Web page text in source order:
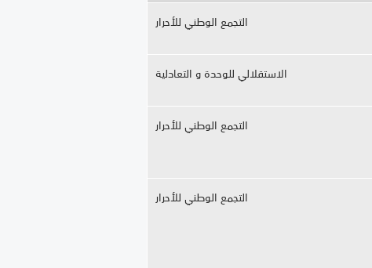
التجمع الوطني للأحرار
الاستقلالي للوحدة و التعادلية
التجمع الوطني للأحرار
التجمع الوطني للأحرار